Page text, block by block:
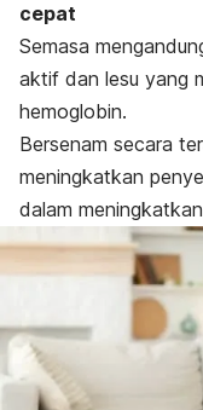
cepat
Semasa
aktif dan lesu yang
hemoglobin.
Bersenam secara
meningkatkan
dalam